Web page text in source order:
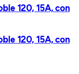
120, 15A, con
120, 15A, con